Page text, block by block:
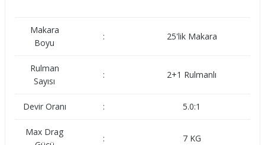
Makara
Boyu
: 25'lik Makara
Rulman
Sayısı
: 2+1 Rulmanlı
Devir Oranı : 5.0:1
Max Drag
: 7 KG